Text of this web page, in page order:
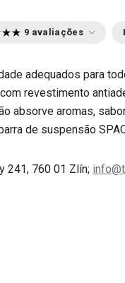
9 avaliações
adequados para
revestimento
absorve aromas,
de suspensão
241, 760 01 Zlín;